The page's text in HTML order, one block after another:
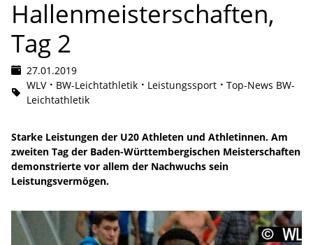
Hallenmeisterschaften,
Tag 2
27.01.2019
WLV
BW-Leichtathletik Leistungssport
Top-News BW-
Leichtathletik
Starke Leistungen der U20 Athleten und Athletinnen. Am
zweiten Tag der Baden-Württembergischen Meisterschaften
demonstrierte vor allem der Nachwuchs sein
Leistungsvermögen.